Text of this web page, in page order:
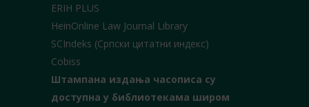
ERIH PLUS
HeinOnline Law Journal Library
SCIndeks (Српски цитатни индекс)
Cobiss
Штампана издања часописа су
доступна у библиотекама широм